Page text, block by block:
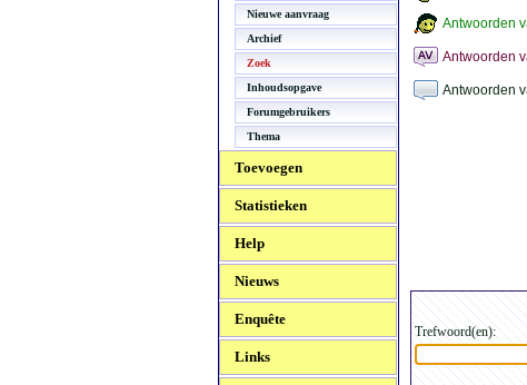
Nieuwe aanvraag
Archief
Zoek
Inhoudsopgave
Forumgebruikers
Thema
Toevoegen
Statistieken
Help
Nieuws
Enquête
Links
Antwoorden
Antwoorden
Antwoorden
Trefwoord(en):